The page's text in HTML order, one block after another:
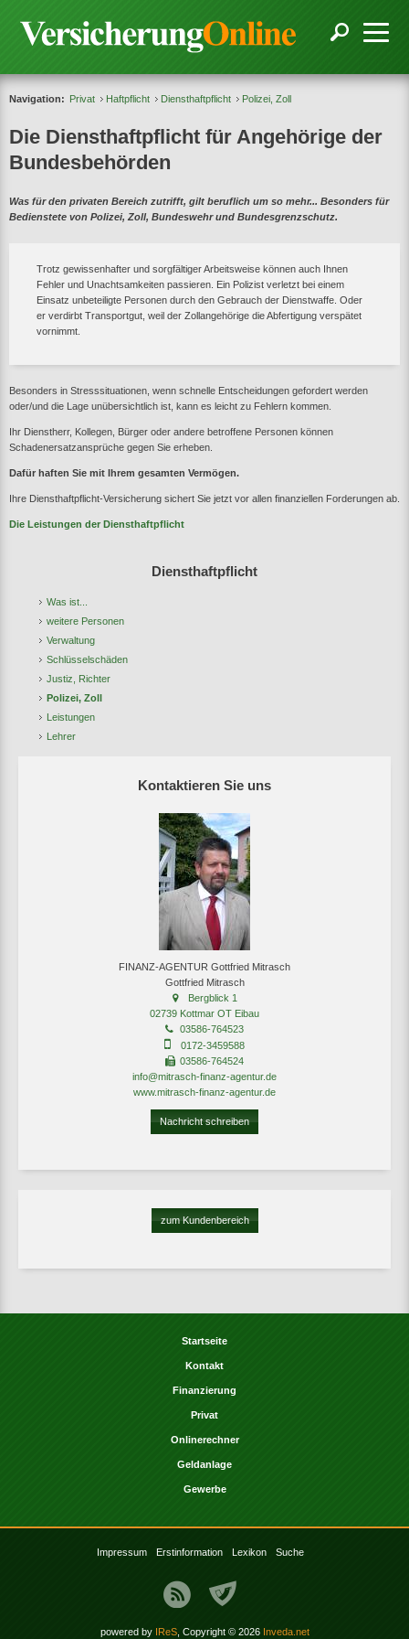
Diensthaftpflicht
Was ist...
weitere Personen
Verwaltung
Schlüsselschäden
Justiz, Richter
Polizei, Zoll
Leistungen
Lehrer
Kontaktieren Sie uns
FINANZ-AGENTUR Gottfried Mitrasch
Gottfried Mitrasch
Bergblick 1
02739 Kottmar OT Eibau
03586-764523
0172-3459588
03586-764524
info@mitrasch-finanz-agentur.de
www.mitrasch-finanz-agentur.de
Nachricht schreiben
zum Kundenbereich
Navigation: Privat Haftpflicht Diensthaftpflicht Polizei, Zoll
Die Diensthaftpflicht für Angehörige der
Bundesbehörden
Was für den privaten Bereich zutrifft, gilt beruflich um so mehr... Besonders für
Bedienstete von Polizei, Zoll, Bundeswehr und Bundesgrenzschutz.
Trotz gewissenhafter und sorgfältiger Arbeitsweise können auch Ihnen
Fehler und Unachtsamkeiten passieren. Ein Polizist verletzt bei einem
Einsatz unbeteiligte Personen durch den Gebrauch der Dienstwaffe. Oder
er verdirbt Transportgut, weil der Zollangehörige die Abfertigung verspätet
vornimmt.
Besonders in Stresssituationen, wenn schnelle Entscheidungen gefordert werden
oder/und die Lage unübersichtlich ist, kann es leicht zu Fehlern kommen.
Ihr Dienstherr, Kollegen, Bürger oder andere betroffene Personen können
Schadenersatzansprüche gegen Sie erheben.
Dafür haften Sie mit Ihrem gesamten Vermögen.
Ihre Diensthaftpflicht-Versicherung sichert Sie jetzt vor allen finanziellen Forderungen ab.
Die Leistungen der Diensthaftpflicht
Startseite
Kontakt
Finanzierung
Privat
Onlinerechner
Geldanlage
Gewerbe
Impressum Erstinformation Lexikon Suche
powered by IReS, Copyright © 2026 Inveda.net